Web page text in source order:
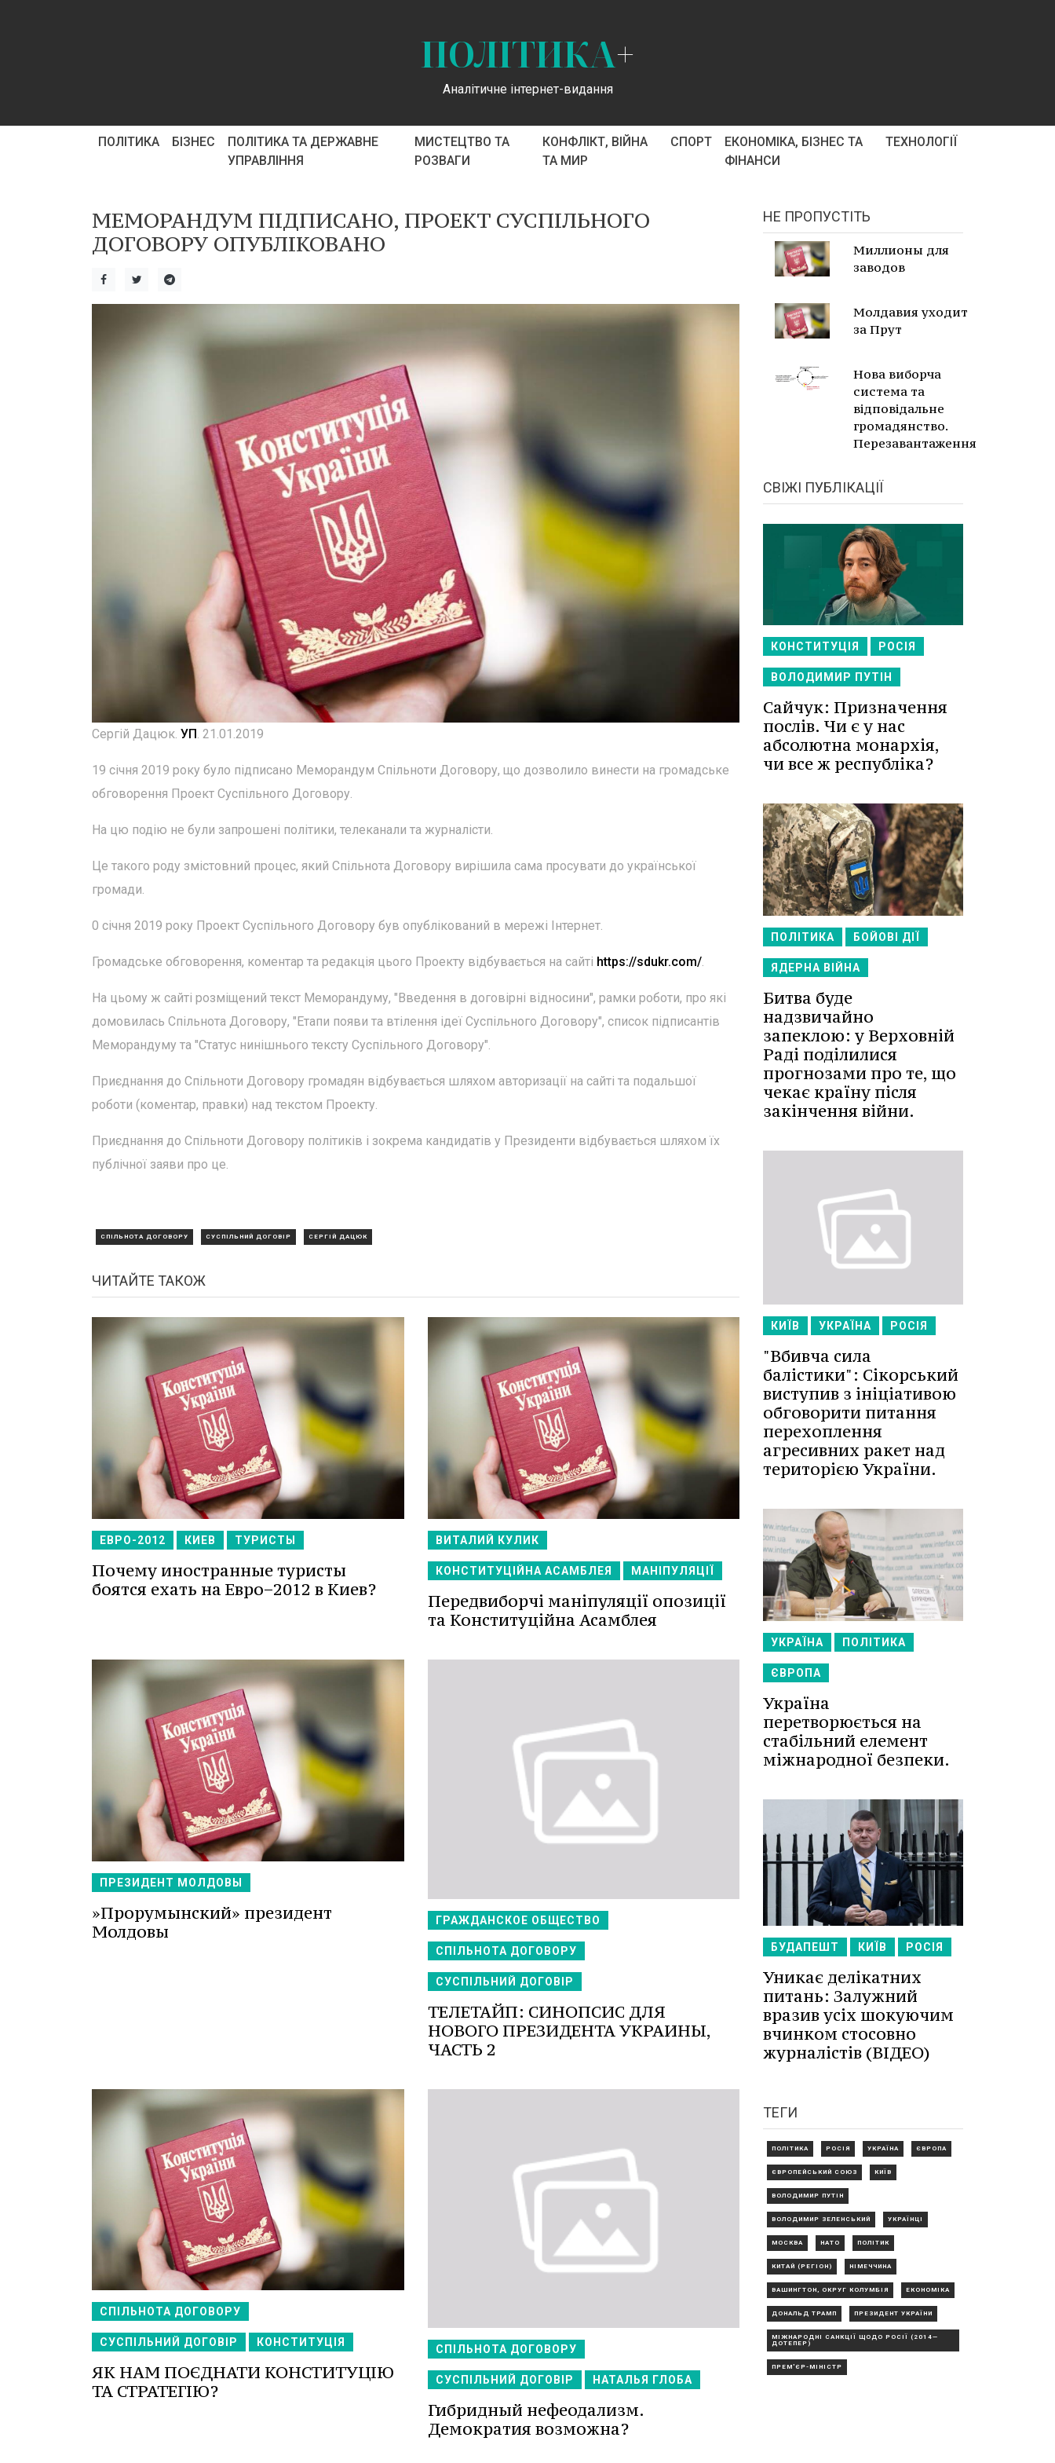
ПОЛІТИКА+
Аналітичне інтернет-видання
ПОЛІТИКА БІЗНЕС
ПОЛІТИКА ТА ДЕРЖАВНЕ
УПРАВЛІННЯ
МИСТЕЦТВО ТА
РОЗВАГИ
КОНФЛІКТ, ВІЙНА
ТА МИР
СПОРТ
ЕКОНОМІКА, БІЗНЕС ТА
ФІНАНСИ
ТЕХНОЛОГІЇ
МЕМОРАНДУМ ПІДПИСАНО, ПРОЕКТ СУСПІЛЬНОГО
ДОГОВОРУ ОПУБЛІКОВАНО
Сергій Дацюк. УП. 21.01.2019
19 січня 2019 року було підписано Меморандум Спільноти Договору, що дозволило винести на громадське
обговорення Проект Суспільного Договору.
На цю подію не були запрошені політики, телеканали та журналісти.
Це такого роду змістовний процес, який Спільнота Договору вирішила сама просувати до української
громади.
0 січня 2019 року Проект Суспільного Договору був опублікований в мережі Інтернет.
Громадське обговорення, коментар та редакція цього Проекту відбувається на сайті https://sdukr.com/.
На цьому ж сайті розміщений текст Меморандуму, "Введення в договірні відносини", рамки роботи, про які
домовилась Спільнота Договору, "Етапи появи та втілення ідеї Суспільного Договору", список підписантів
Меморандуму та "Статус нинішнього тексту Суспільного Договору".
Приєднання до Спільноти Договору громадян відбувається шляхом авторизації на сайті та подальшої
роботи (коментар, правки) над текстом Проекту.
Приєднання до Спільноти Договору політиків і зокрема кандидатів у Президенти відбувається шляхом їх
публічної заяви про це.
СПІЛЬНОТА ДОГОВОРУ СУСПІЛЬНИЙ ДОГОВІР СЕРГІЙ ДАЦЮК
ЧИТАЙТЕ ТАКОЖ
ЕВРО-2012 КИЕВ ТУРИСТЫ
Почему иностранные туристы
боятся ехать на Евро−2012 в Киев?
ВИТАЛИЙ КУЛИК
КОНСТИТУЦІЙНА АСАМБЛЕЯ МАНІПУЛЯЦІЇ
Передвиборчі маніпуляції опозиції
та Конституційна Асамблея
ПРЕЗИДЕНТ МОЛДОВЫ
»Прорумынский» президент
Молдовы
ГРАЖДАНСКОЕ ОБЩЕСТВО
СПІЛЬНОТА ДОГОВОРУ
СУСПІЛЬНИЙ ДОГОВІР
ТЕЛЕТАЙП: СИНОПСИС ДЛЯ
НОВОГО ПРЕЗИДЕНТА УКРАИНЫ,
ЧАСТЬ 2
СПІЛЬНОТА ДОГОВОРУ
СУСПІЛЬНИЙ ДОГОВІР КОНСТИТУЦІЯ
ЯК НАМ ПОЄДНАТИ КОНСТИТУЦІЮ
ТА СТРАТЕГІЮ?
СПІЛЬНОТА ДОГОВОРУ
СУСПІЛЬНИЙ ДОГОВІР НАТАЛЬЯ ГЛОБА
Гибридный нефеодализм.
Демократия возможна?
НЕ ПРОПУСТІТЬ
Миллионы для
заводов
Молдавия уходит
за Прут
Нова виборча
система та
відповідальне
громадянство.
Перезавантаження
СВІЖІ ПУБЛІКАЦІЇ
КОНСТИТУЦІЯ РОСІЯ
ВОЛОДИМИР ПУТІН
Сайчук: Призначення
послів. Чи є у нас
абсолютна монархія,
чи все ж республіка?
ПОЛІТИКА БОЙОВІ ДІЇ
ЯДЕРНА ВІЙНА
Битва буде
надзвичайно
запеклою: у Верховній
Раді поділилися
прогнозами про те, що
чекає країну після
закінчення війни.
КИЇВ УКРАЇНА РОСІЯ
"Вбивча сила
балістики": Сікорський
виступив з ініціативою
обговорити питання
перехоплення
агресивних ракет над
територією України.
УКРАЇНА ПОЛІТИКА
ЄВРОПА
Україна
перетворюється на
стабільний елемент
міжнародної безпеки.
БУДАПЕШТ КИЇВ РОСІЯ
Уникає делікатних
питань: Залужний
вразив усіх шокуючим
вчинком стосовно
журналістів (ВІДЕО)
ТЕГИ
ПОЛІТИКА РОСІЯ УКРАЇНА ЄВРОПА
ЄВРОПЕЙСЬКИЙ СОЮЗ КИЇВ
ВОЛОДИМИР ПУТІН
ВОЛОДИМИР ЗЕЛЕНСЬКИЙ УКРАЇНЦІ
МОСКВА НАТО ПОЛІТИК
КИТАЙ (РЕГІОН) НІМЕЧЧИНА
ВАШИНГТОН, ОКРУГ КОЛУМБІЯ ЕКОНОМІКА
ДОНАЛЬД ТРАМП ПРЕЗИДЕНТ УКРАЇНИ
МІЖНАРОДНІ САНКЦІЇ ЩОДО РОСІЇ (2014—
ДОТЕПЕР)
ПРЕМ'ЄР-МІНІСТР